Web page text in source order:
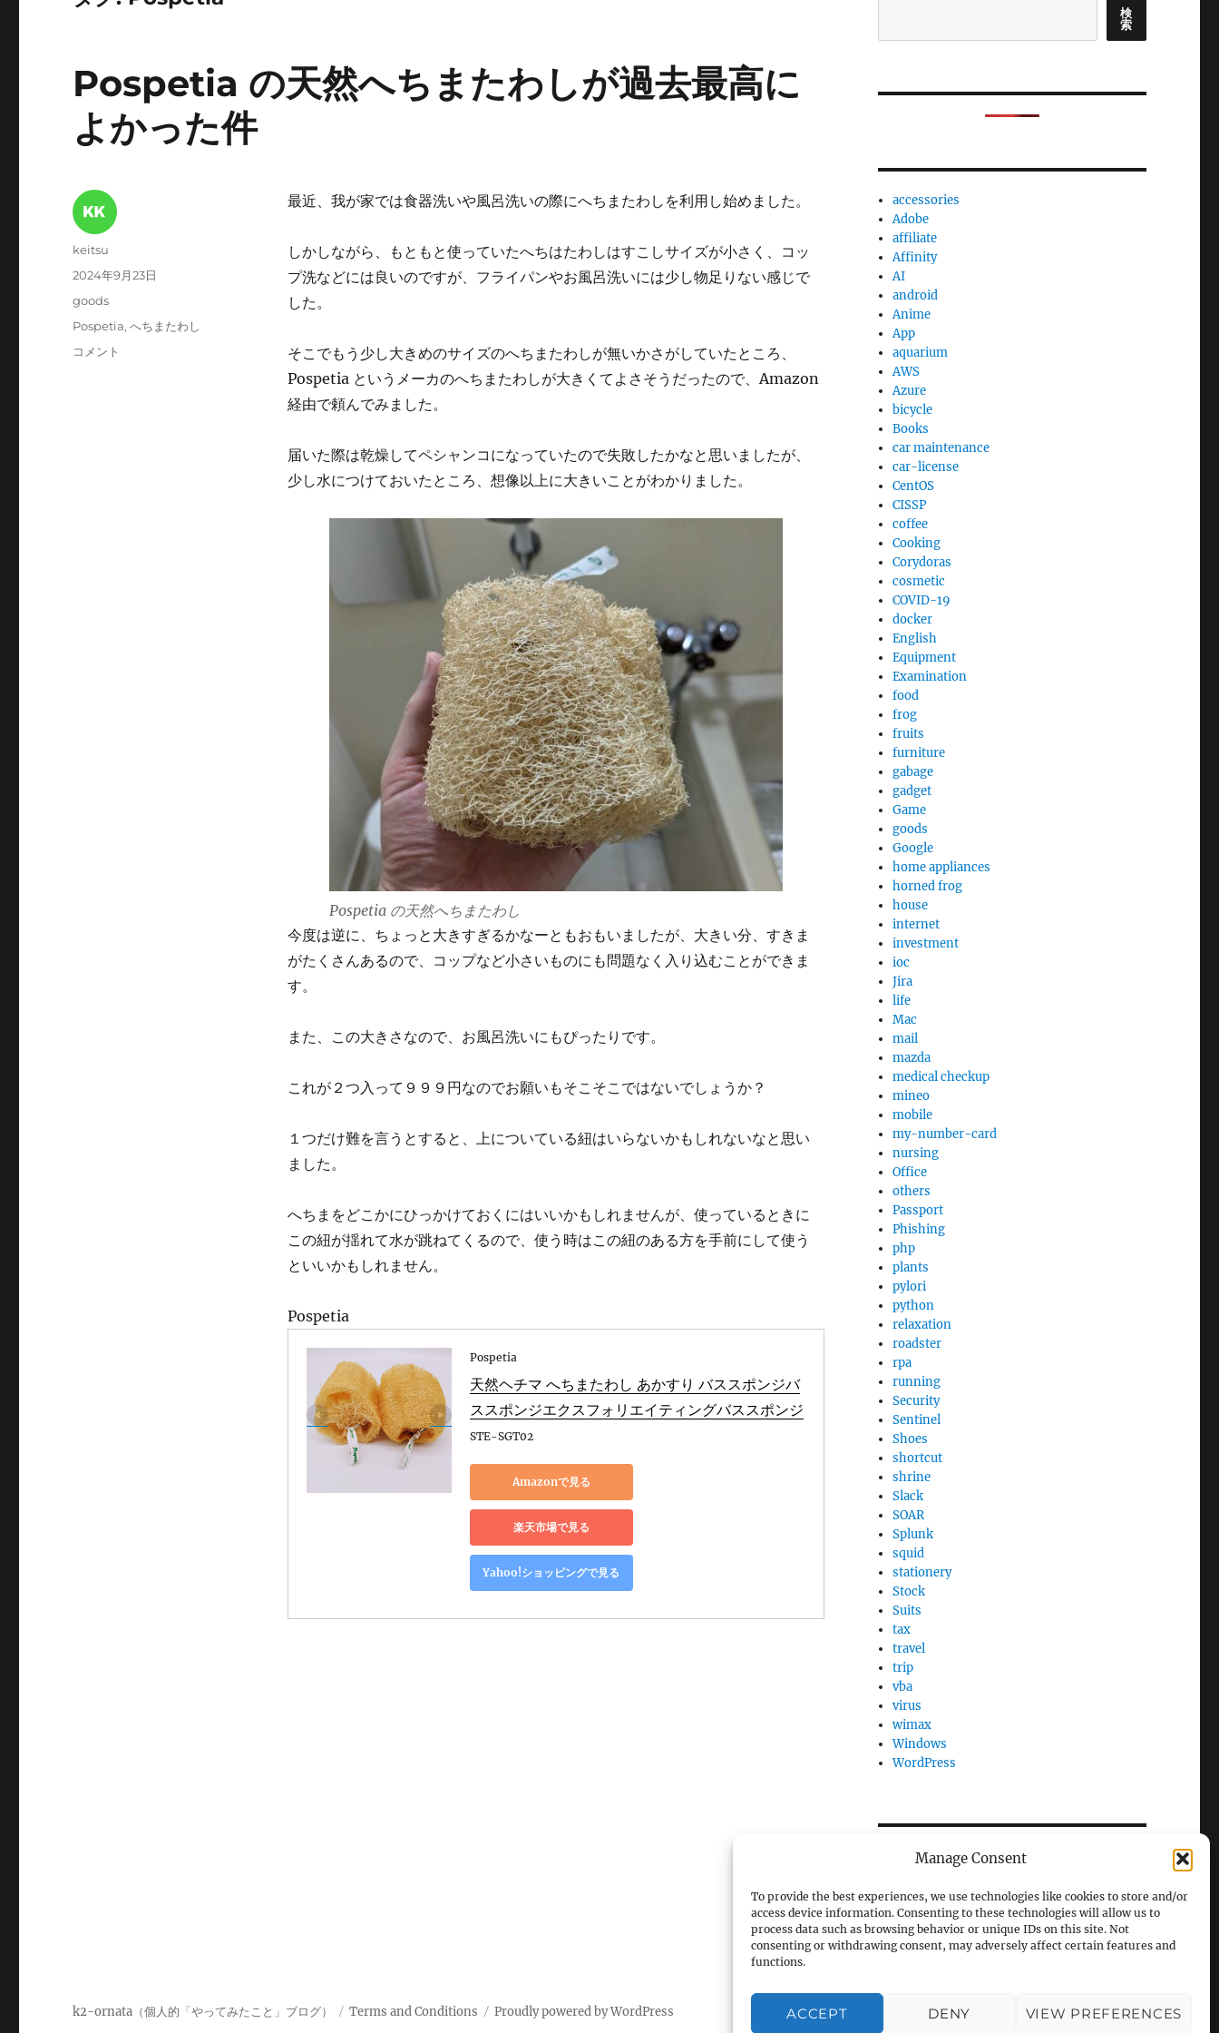
Manage Consent
To provide the best experiences, we use technologies like cookies to store and/or
access device information. Consenting to these technologies will allow us to
process data such as browsing behavior or unique IDs on this site. Not
consenting or withdrawing consent, may adversely affect certain features and
functions.
ACCEPT DENY VIEW PREFERENCES
Pospetia の天然へちまたわしが過去最高に
よかった件
最近、我が家では食器洗いや風呂洗いの際にへちまたわしを利用し始めました。
しかしながら、もともと使っていたへちはたわしはすこしサイズが小さく、コッ
プ洗などには良いのですが、フライパンやお風呂洗いには少し物足りない感じで
した。
そこでもう少し大きめのサイズのへちまたわしが無いかさがしていたところ、
Pospetia というメーカのへちまたわしが大きくてよさそうだったので、Amazon
経由で頼んでみました。
届いた際は乾燥してペシャンコになっていたので失敗したかなと思いましたが、
少し水につけておいたところ、想像以上に大きいことがわかりました。
Pospetia の天然へちまたわし
今度は逆に、ちょっと大きすぎるかなーともおもいましたが、大きい分、すきま
がたくさんあるので、コップなど小さいものにも問題なく入り込むことができま
す。
また、この大きさなので、お風呂洗いにもぴったりです。
これが２つ入って９９９円なのでお願いもそこそこではないでしょうか？
１つだけ難を言うとすると、上についている紐はいらないかもしれないなと思い
ました。
へちまをどこかにひっかけておくにはいいかもしれませんが、使っているときに
この紐が揺れて水が跳ねてくるので、使う時はこの紐のある方を手前にして使う
といいかもしれません。
Pospetia
Pospetia
天然ヘチマ へちまたわし あかすり バススポンジバ
ススポンジエクスフォリエイティングバススポンジ
STE-SGT02
Amazonで見る
楽天市場で見る
Yahoo!ショッピングで見る
投
keitsu
投
日:
2024年9月23日
カ
リ
goods
タ
Pospetia,へちまたわし
Pospetia
コメント
検
索
accessories
Adobe
affiliate
Affinity
AI
android
Anime
App
aquarium
AWS
Azure
bicycle
Books
car maintenance
car-license
CentOS
CISSP
coffee
Cooking
Corydoras
cosmetic
COVID-19
docker
English
Equipment
Examination
food
frog
fruits
furniture
gabage
gadget
Game
goods
Google
home appliances
horned frog
house
internet
investment
ioc
Jira
life
Mac
mail
mazda
medical checkup
mineo
mobile
my-number-card
nursing
Office
others
Passport
Phishing
php
plants
pylori
python
relaxation
roadster
rpa
running
Security
Sentinel
Shoes
shortcut
shrine
Slack
SOAR
Splunk
squid
stationery
Stock
Suits
tax
travel
trip
vba
virus
wimax
Windows
WordPress
k2-ornata（個人的「やってみたこと」ブログ） Terms and Conditions Proudly powered by WordPress